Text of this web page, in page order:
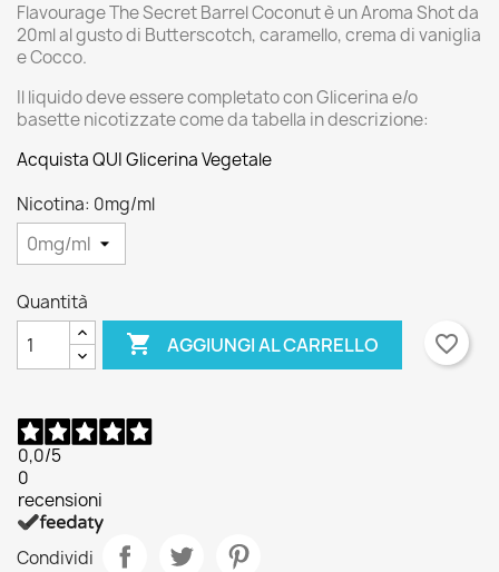
Flavourage The Secret Barrel Coconut è un Aroma Shot da
20ml al gusto di Butterscotch, caramello, crema di vaniglia
e Cocco.
Il liquido deve essere completato con Glicerina e/o
basette nicotizzate come da tabella in descrizione:
Acquista QUI Glicerina Vegetale
Nicotina: 0mg/ml
Quantità
 AGGIUNGI AL CARRELLO favorite_border
0,0/5
0
recensioni
Condividi